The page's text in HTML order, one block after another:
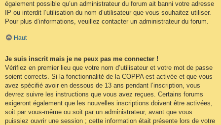
également possible qu’un administrateur du forum ait banni votre adresse
IP ou interdit l’utilisation du nom d’utilisateur que vous souhaitez utiliser.
Pour plus d’informations, veuillez contacter un administrateur du forum.
Haut
Je suis inscrit mais je ne peux pas me connecter !
Vérifiez en premier lieu que votre nom d’utilisateur et votre mot de passe
soient corrects. Si la fonctionnalité de la COPPA est activée et que vous
avez spécifié avoir en dessous de 13 ans pendant l’inscription, vous
devrez suivre les instructions que vous avez reçues. Certains forums
exigeront également que les nouvelles inscriptions doivent être activées,
soit par vous-même ou soit par un administrateur, avant que vous
puissiez ouvrir une session ; cette information était présente lors de votre